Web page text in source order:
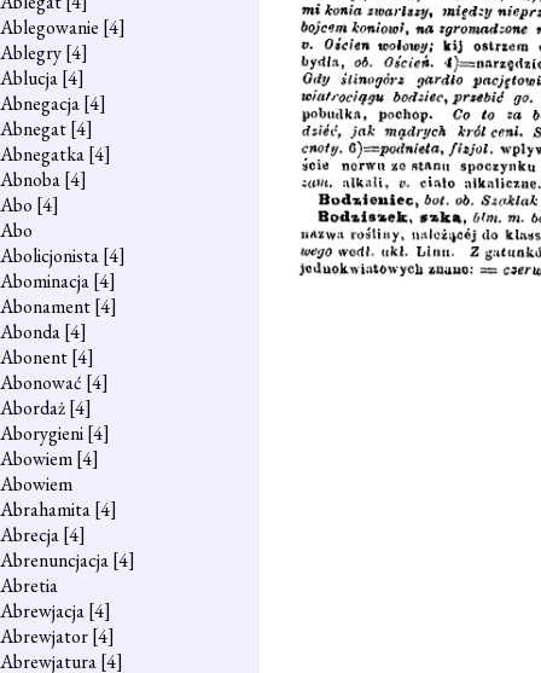
Ablegowanie [4]
Ablegry[4]
Ablucja[4]
Abnegacja[4]
Abnegat[4]
Abnegatka[4]
Abnoba[4]
Abo [4]
Abo
Abolicjonista[4]
Abominacja[4]
Abonament[4]
Abonda[4]
Abonent[4]
Abonować [4]
Abordaż[4]
Aborygieni[4]
Abowiem[4]
Abowiem
Abrahamita[4]
Abrecja[4]
Abrenuncjacja[4]
Abretia
Abrewjacja[4]
Abrewjator[4]
Abrewjatura[4]